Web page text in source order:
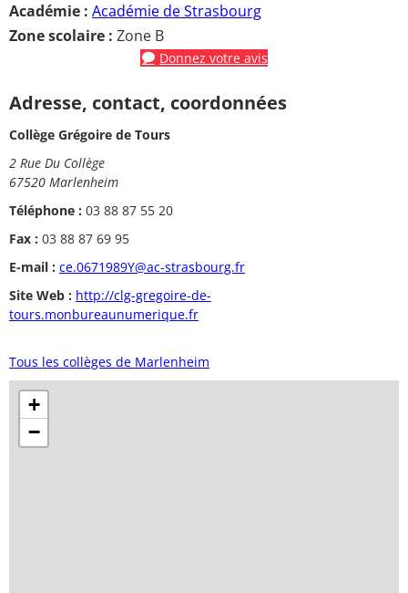
Académie : Académie de Strasbourg
Zone scolaire : Zone B
Donnez votre avis
Adresse, contact, coordonnées
Collège Grégoire de Tours
2 Rue Du Collège
67520 Marlenheim
Téléphone : 03 88 87 55 20
Fax : 03 88 87 69 95
E-mail : ce.0671989Y@ac-strasbourg.fr
Site Web : http://clg-gregoire-de-
tours.monbureaunumerique.fr
Tous les collèges de Marlenheim
+
−